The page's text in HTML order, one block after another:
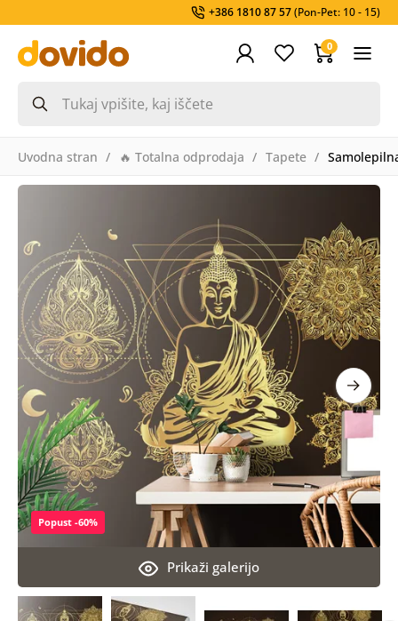
+386 1810 87 57(Pon-Pet: 10 - 15)
0
Uvodna stran 🔥 Totalna odprodaja Tapete
Prikaži galerijo
Popust -60%